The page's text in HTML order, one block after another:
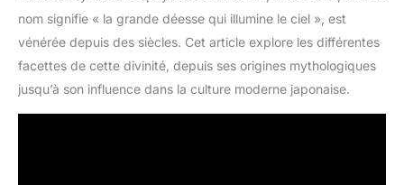
nom signifie « la grande déesse qui illumine le ciel », est
vénérée depuis des siècles. Cet article explore les différentes
facettes de cette divinité, depuis ses origines mythologiques
jusqu’à son influence dans la culture moderne japonaise.